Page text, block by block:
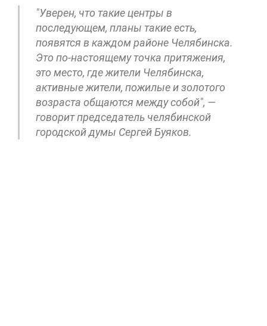
"Уверен, что такие центры в
последующем, планы такие есть,
появятся в каждом районе Челябинска.
Это по-настоящему точка притяжения,
это место, где жители Челябинска,
активные жители, пожилые и золотого
возраста общаются между собой", —
говорит председатель челябинской
городской думы Сергей Буяков.